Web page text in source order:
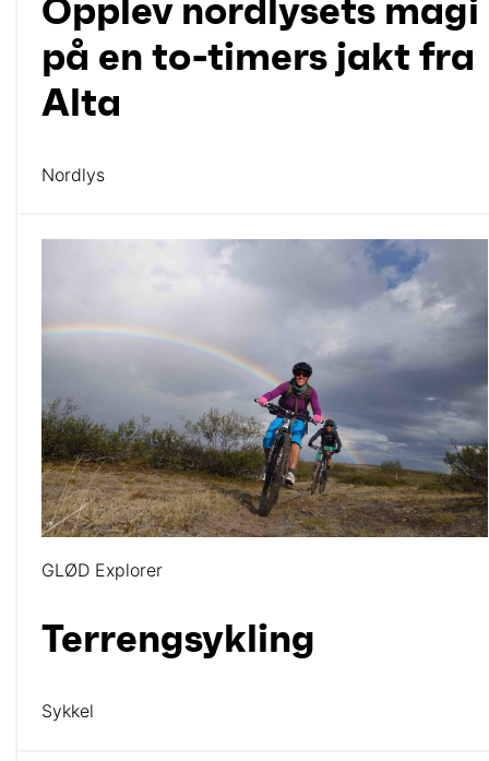
Opplev nordlysets magi
på en to-timers jakt fra
Alta
Nordlys
GLØD Explorer
Terrengsykling
Sykkel